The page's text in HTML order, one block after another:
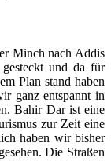
Minch nach Addis
und da für
Plan stand haben
ganz entspannt in
Bahir Dar ist eine
zur Zeit eine
haben wir bisher
Die Straßen